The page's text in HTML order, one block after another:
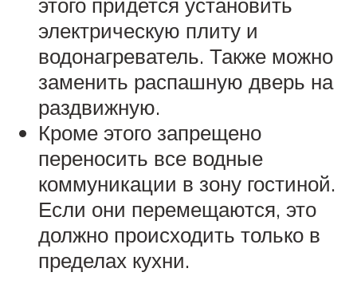
электрическую плиту и
водонагреватель. Также можно
заменить распашную дверь на
раздвижную.
Кроме этого запрещено
переносить все водные
коммуникации в зону гостиной.
Если они перемещаются, это
должно происходить только в
пределах кухни.